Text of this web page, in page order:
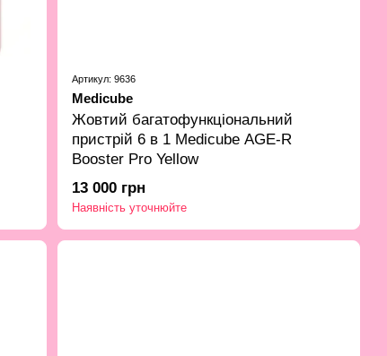
Артикул: 9636
Medicube
Жовтий багатофункціональний
пристрій 6 в 1 Medicube AGE-R
Booster Pro Yellow
13 000 грн
Наявність уточнюйте